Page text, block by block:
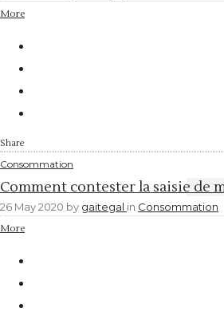
More
Share
Consommation
Comment contester la saisie de
26 May 2020 by gaitegal in Consommation
More